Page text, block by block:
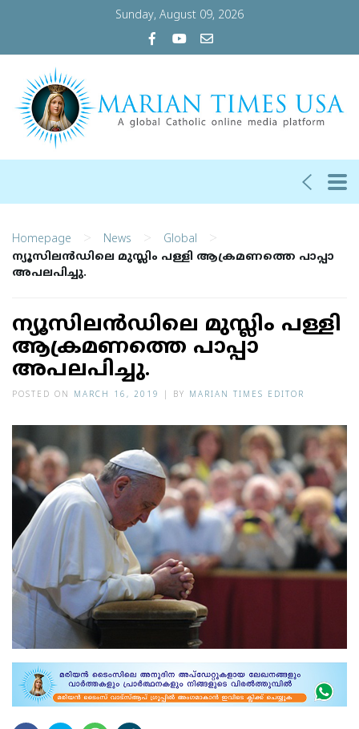
Sunday, August 09, 2026
Homepage > News > Global >
ന്യൂസിലന്‍ഡിലെ മുസ്ലിം പള്ളി ആക്രമണത്തെ പാപ്പാ
അപലപിച്ചു.
ന്യൂസിലന്‍ഡിലെ മുസ്ലിം പള്ളി
ആക്രമണത്തെ പാപ്പാ
അപലപിച്ചു.
POSTED ON MARCH 16, 2019 BY MARIAN TIMES EDITOR